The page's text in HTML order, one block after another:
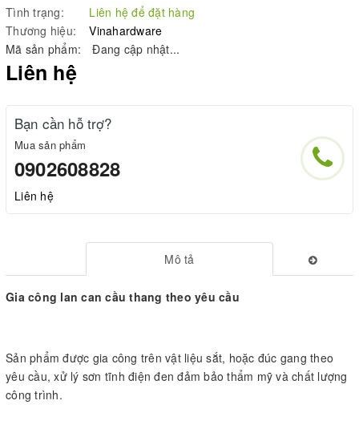
Tình trạng:
Liên hệ để đặt hàng
Thương hiệu:
Vinahardware
Mã sản phẩm:
Đang cập nhật...
Liên hệ
Bạn cần hỗ trợ?
Mua sản phẩm
0902608828
Liên hệ
Mô tả
Gia công lan can cầu thang theo yêu cầu
Sản phẩm được gia công trên vật liệu sắt, hoặc đúc gang theo
yêu cầu, xử lý sơn tĩnh điện đen đảm bảo thẩm mỹ và chất lượng
công trình.